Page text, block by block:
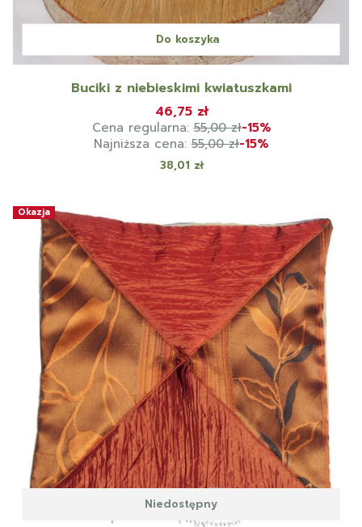
Do koszyka
Buciki z niebieskimi kwiatuszkami
46,75 zł
Cena regularna: 55,00 zł-15%
Najniższa cena: 55,00 zł-15%
Cena
38,01 zł
Okazja
Niedostępny